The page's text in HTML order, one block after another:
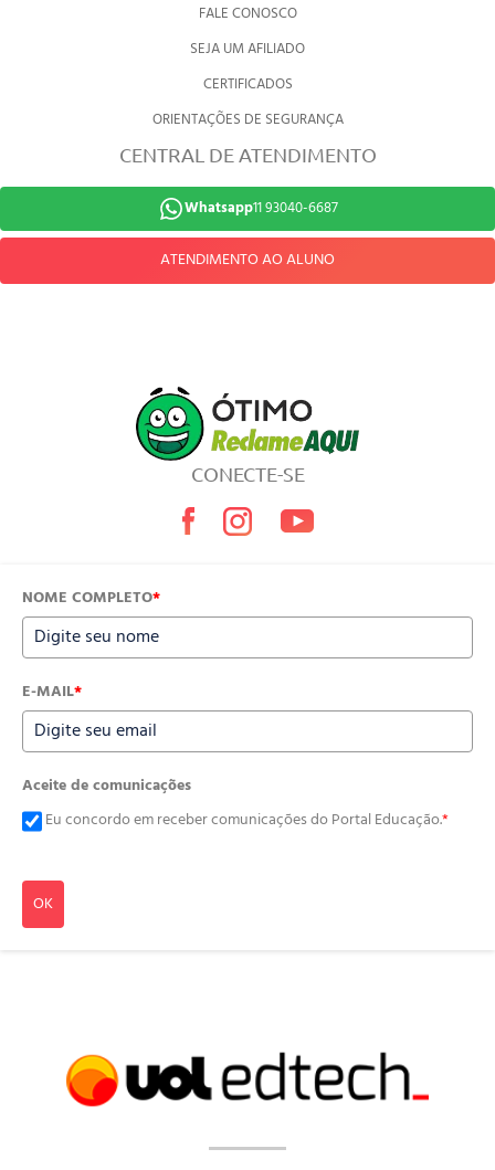
FALE CONOSCO
SEJA UM AFILIADO
CERTIFICADOS
ORIENTAÇÕES DE SEGURANÇA
CENTRAL DE ATENDIMENTO
Whatsapp11 93040-6687
ATENDIMENTO AO ALUNO
CONECTE-SE
NOME COMPLETO*
E-MAIL*
Aceite de comunicações
Eu concordo em receber comunicações do Portal Educação.*
OK